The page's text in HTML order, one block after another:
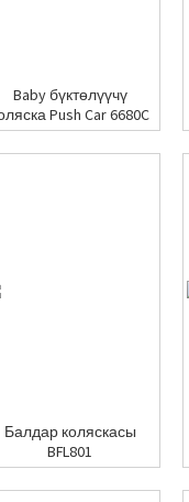
Baby бүктөлүүчү
Push Car 6680C
Балдар коляскасы
BFL801